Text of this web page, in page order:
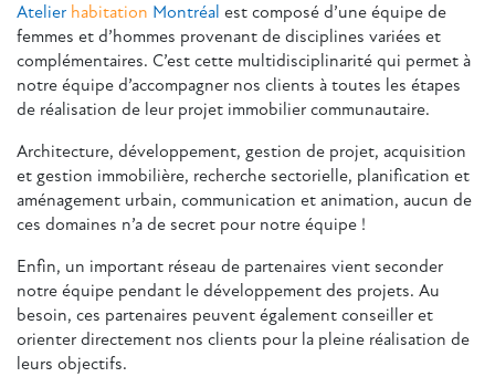
Atelier habitation Montréal est composé d’une équipe de
femmes et d’hommes provenant de disciplines variées et
complémentaires. C’est cette multidisciplinarité qui permet à
notre équipe d’accompagner nos clients à toutes les étapes
de réalisation de leur projet immobilier communautaire.
Architecture, développement, gestion de projet, acquisition
et gestion immobilière, recherche sectorielle, planification et
aménagement urbain, communication et animation, aucun de
ces domaines n’a de secret pour notre équipe !
Enfin, un important réseau de partenaires vient seconder
notre équipe pendant le développement des projets. Au
besoin, ces partenaires peuvent également conseiller et
orienter directement nos clients pour la pleine réalisation de
leurs objectifs.